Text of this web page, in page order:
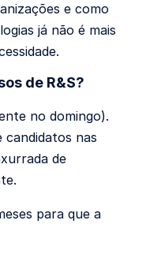
e como
já não é mais
de R&S?
no domingo).
nas
de
para que a